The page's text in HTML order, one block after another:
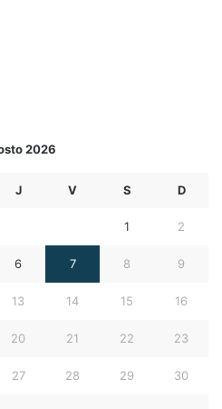
2026
J V S D
1 2
6 7 8 9
13 14 15 16
20 21 22 23
27 28 29 30